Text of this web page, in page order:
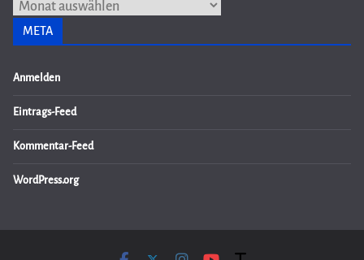
Archiv
META
Anmelden
Eintrags-Feed
Kommentar-Feed
WordPress.org